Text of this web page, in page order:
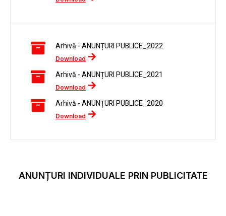
Arhivă - ANUNȚURI PUBLICE_2022
Download
Arhivă - ANUNȚURI PUBLICE_2021
Download
Arhivă - ANUNȚURI PUBLICE_2020
Download
ANUNȚURI INDIVIDUALE PRIN PUBLICITATE